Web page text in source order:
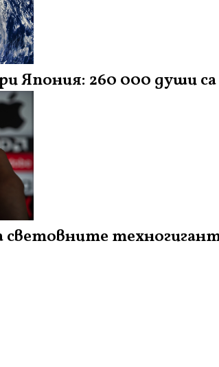
Япония: 260 000 души
световните